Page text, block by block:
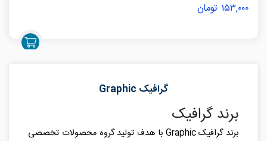
۱۵۳,۰۰۰ تومان
گرافیک Graphic
برند گرافیک
برند گرافیکGraphic با هدف تولید گروه محصولات تخصصی